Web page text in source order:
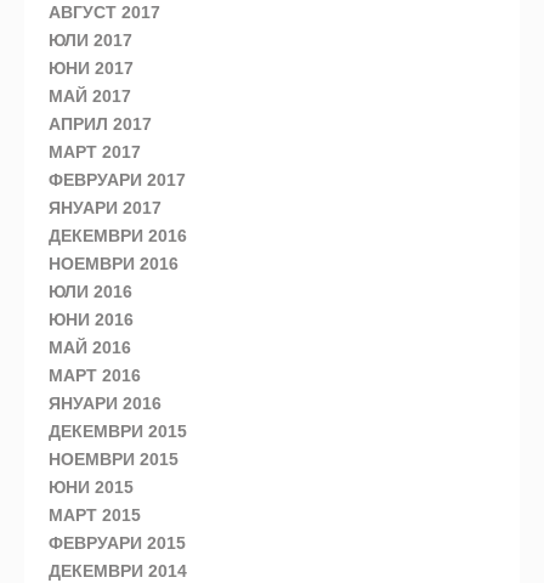
АВГУСТ 2017
ЮЛИ 2017
ЮНИ 2017
МАЙ 2017
АПРИЛ 2017
МАРТ 2017
ФЕВРУАРИ 2017
ЯНУАРИ 2017
ДЕКЕМВРИ 2016
НОЕМВРИ 2016
ЮЛИ 2016
ЮНИ 2016
МАЙ 2016
МАРТ 2016
ЯНУАРИ 2016
ДЕКЕМВРИ 2015
НОЕМВРИ 2015
ЮНИ 2015
МАРТ 2015
ФЕВРУАРИ 2015
ДЕКЕМВРИ 2014